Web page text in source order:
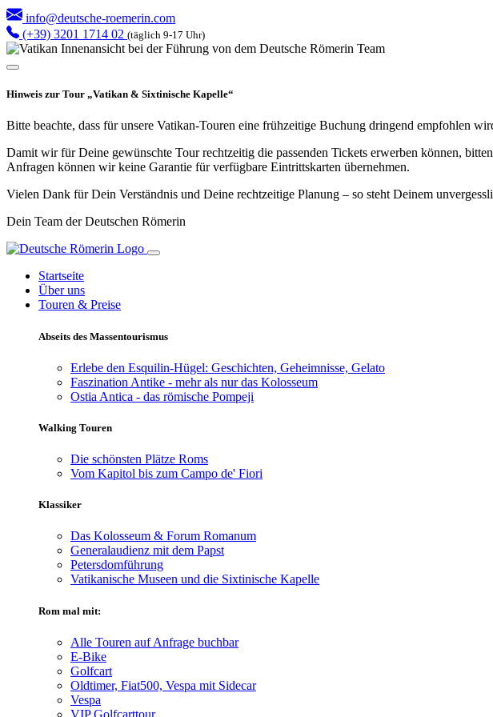
info@deutsche-roemerin.com
(+39) 3201 1714 02 (täglich 9-17 Uhr)
Hinweis zur Tour „Vatikan & Sixtinische Kapelle“
Bitte beachte, dass für unsere Vatikan-Touren eine frühzeitige Buchung dringend empfohlen
Damit wir für Deine gewünschte Tour rechtzeitig die passenden Tickets erwerben können,
Anfragen können wirkeine Garantie für verfügbare Eintrittskarten übernehmen.
Vielen Dank für Dein Verständnis und Deine rechtzeitige Planung – so steht Deinem
Dein Team der Deutschen Römerin
Startseite
Über uns
Touren & Preise
Abseits des Massentourismus
Erlebe den Esquilin-Hügel: Geschichten, Geheimnisse, Gelato
Faszination Antike - mehr als nur das Kolosseum
Ostia Antica - das römische Pompeji
Walking Touren
Die schönsten Plätze Roms
Vom Kapitol bis zum Campo de' Fiori
Klassiker
Das Kolosseum & Forum Romanum
Generalaudienz mit dem Papst
Petersdomführung
Vatikanische Museen und die Sixtinische Kapelle
Rom mal mit:
Alle Touren auf Anfrage buchbar
E-Bike
Golfcart
Oldtimer, Fiat500, Vespa mit Sidecar
Vespa
VIP Golfcarttour